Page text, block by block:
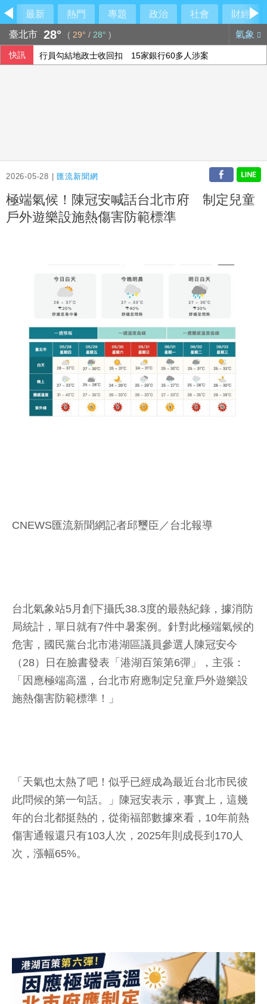
最新 熱門 專題 政治 社會
財經
臺北市 28° ( 29° / 28° ) 氣象
快訊 行員勾結地政士收回扣 15家銀行60多人涉案
2026-05-28 | 匯流新聞網
極端氣候！陳冠安喊話台北市府 制定兒童
戶外遊樂設施熱傷害防範標準
CNEWS匯流新聞網記者邱璽臣／台北報導
台北氣象站5月創下攝氏38.3度的最熱紀錄，據消防
局統計，單日就有7件中暑案例。針對此極端氣候的
危害，國民黨台北市港湖區議員參選人陳冠安今
（28）日在臉書發表「港湖百策第6彈」，主張：
「因應極端高溫，台北市府應制定兒童戶外遊樂設
施熱傷害防範標準！」
「天氣也太熱了吧！似乎已經成為最近台北市民彼
此問候的第一句話。」陳冠安表示，事實上，這幾
年的台北都挺熱的，從衛福部數據來看，10年前熱
傷害通報還只有103人次，2025年則成長到170人
次，漲幅65%。